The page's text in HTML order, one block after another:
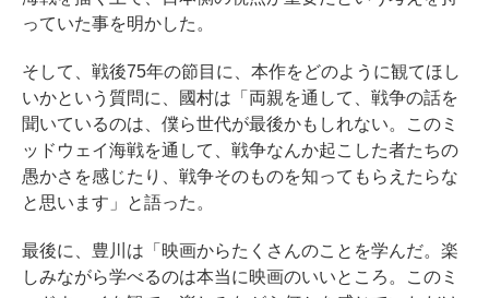
っていた事を明かした。
そして、戦後75年の節目に、本作をどのように観てほし
いかという質問に、國村は「両親を通して、戦争の話を
聞いているのは、僕ら世代が最後かもしれない。このミ
ッドウェイ海戦を通して、戦争なんか起こした者たちの
愚かさを感じたり、戦争そのものを知ってもらえたらな
と思います」と語った。
最後に、豊川は「映画からたくさんのことを学んだ。楽
しみながら学べるのは本当に映画のいいところ。このミ